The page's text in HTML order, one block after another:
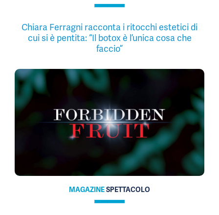
Chiara Ferragni racconta i ritocchi estetici di
cui si è pentita: “Il botox è l’unica cosa che
faccio”
MAGAZINESPETTACOLO